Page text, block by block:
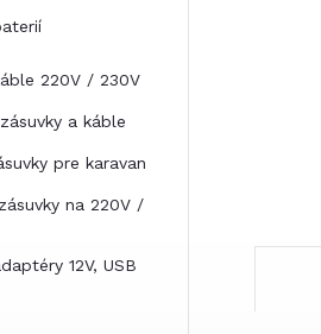
220V / 230V
a káble
pre karavan
na 220V /
12V, USB